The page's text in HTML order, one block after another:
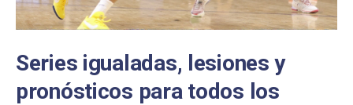
Series igualadas, lesiones y
pronósticos para todos los